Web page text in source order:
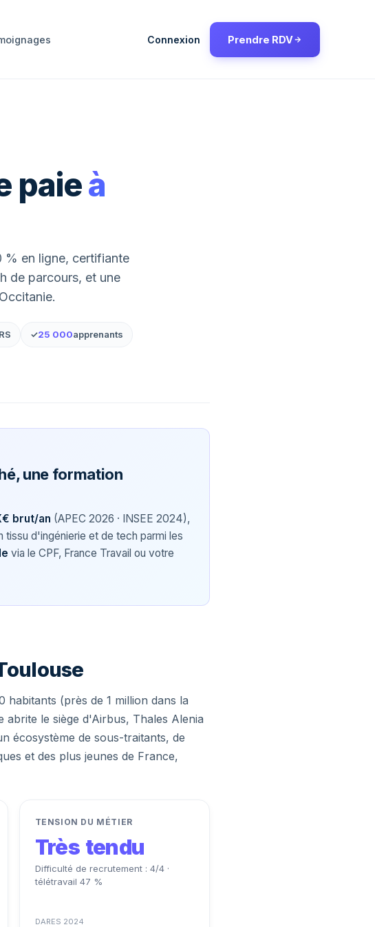
Connexion Prendre RDV
paieà
% en ligne, certifiante
de parcours, et une
✓25 000apprenants
une formation
brut/an (APEC 2026 · INSEE 2024),
tissu d'ingénierie et de tech parmi les
via le CPF, France Travail ou votre
(près de 1 million dans la
le siège d'Airbus, Thales Alenia
écosystème de sous-traitants, de
et des plus jeunes de France,
TENSION DU MÉTIER
Très tendu
Difficulté de recrutement : 4/4 ·
télétravail 47 %
DARES 2024